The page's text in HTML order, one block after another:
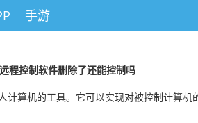
手游
程控制软件删除了还能控制吗
算机的工具。它可以实现对被控制计算